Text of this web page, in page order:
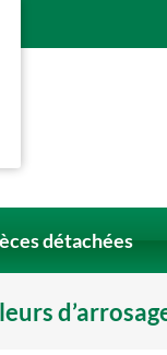
détachées